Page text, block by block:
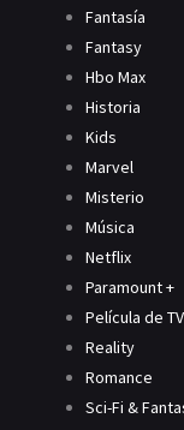
Fantasía
Fantasy
Hbo Max
Historia
Kids
Marvel
Misterio
Música
Netflix
Paramount +
Película de TV
Reality
Romance
Sci-Fi &